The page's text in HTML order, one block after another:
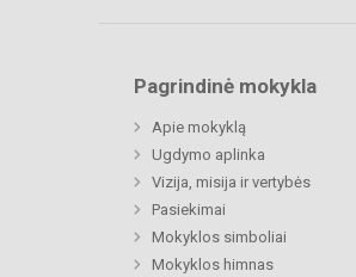
Pagrindinė mokykla
Apie mokyklą
Ugdymo aplinka
Vizija, misija ir vertybės
Pasiekimai
Mokyklos simboliai
Mokyklos himnas